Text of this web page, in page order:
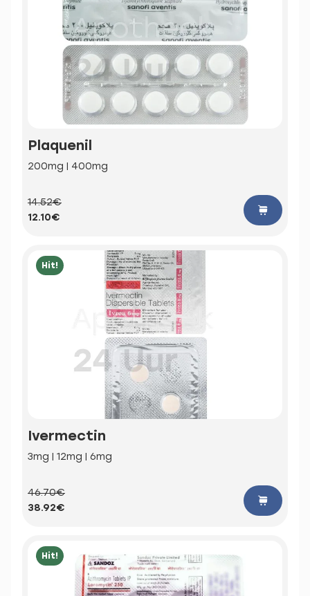
Plaquenil
200mg | 400mg
14.52€
12.10€
Hit!
Ivermectin
3mg | 12mg | 6mg
46.70€
38.92€
Hit!